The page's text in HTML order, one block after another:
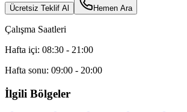
Ücretsiz Teklif Al Hemen Ara
Çalışma Saatleri
Hafta içi: 08:30 - 21:00
Hafta sonu: 09:00 - 20:00
İlgili Bölgeler